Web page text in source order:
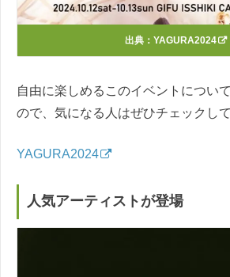
出典： YAGURA2024
自由に楽しめるこのイベントについ
ので、気になる人はぜひチェックして
YAGURA2024
人気アーティストが登場